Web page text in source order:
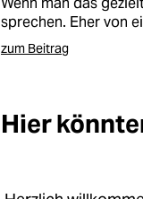
sprechen. Eher von
zum Beitrag
Hier